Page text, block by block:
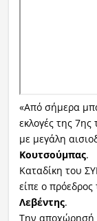
«Από σήμερα
εκλογές της 7ης
με μεγάλη
Κουτσούμπας.
Καταδίκη του
είπε ο
Λεβέντης.
Την αποχώρησή